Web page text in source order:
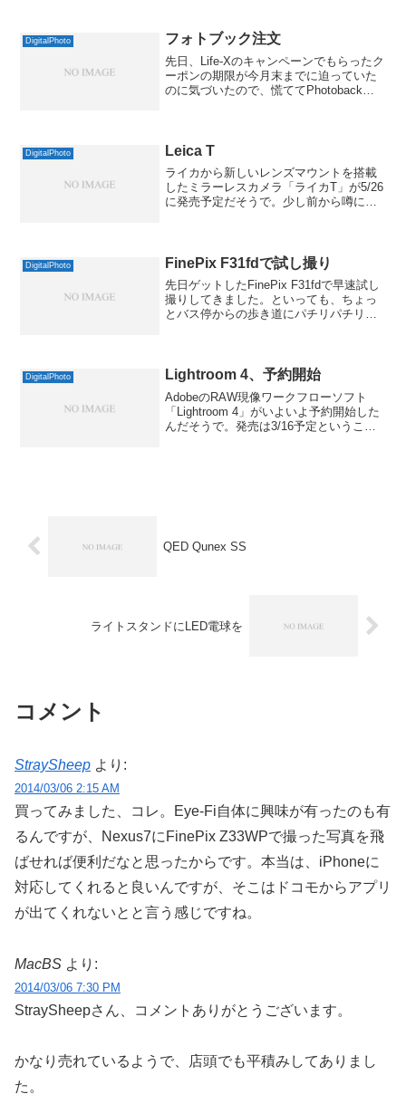
DigitalPhoto フォトブック注文
先日、Life-Xのキャンペーンでもらったク
ーポンの期限が今月末までに迫っていた
のに気づいたので、慌ててPhotobackで
で、...
DigitalPhoto Leica T
ライカから新しいレンズマウントを搭載
したミラーレスカメラ「ライカT」が5/26
に発売予定だそうで。少し前から噂にな
行ではないです...
DigitalPhoto FinePix F31fdで試し撮り
先日ゲットしたFinePix F31fdで早速試し
撮りしてきました。といっても、ちょっ
とバス停からの歩き道にパチリパチリと
DigitalPhoto Lightroom 4、予約開始
AdobeのRAW現像ワークフローソフト
「Lightroom 4」がいよいよ予約開始した
んだそうで。発売は3/16予定ということ
QED Qunex SS
ライトスタンドにLED電球を
コメント
StraySheep より:
2014/03/06 2:15 AM
買ってみました、コレ。Eye-Fi自体に興味が有ったのも有
るんですが、Nexus7にFinePix Z33WPで撮った写真を飛
ばせれば便利だなと思ったからです。本当は、iPhoneに
対応してくれると良いんですが、そこはドコモからアプリ
が出てくれないとと言う感じですね。
MacBS より:
2014/03/06 7:30 PM
StraySheepさん、コメントありがとうございます。
かなり売れているようで、店頭でも平積みしてありまし
た。